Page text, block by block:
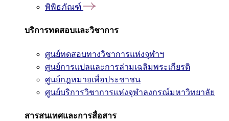
พิพิธภัณฑ์
บริการทดสอบและวิชาการ
ศูนย์ทดสอบทางวิชาการแห่งจุฬาฯ
ศูนย์การแปลและการล่ามเฉลิมพระเกียรติ
ศูนย์กฎหมายเพื่อประชาชน
ศูนย์บริการวิชาการแห่งจุฬาลงกรณ์มหาวิทยาลัย
สารสนเทศและการสื่อสาร